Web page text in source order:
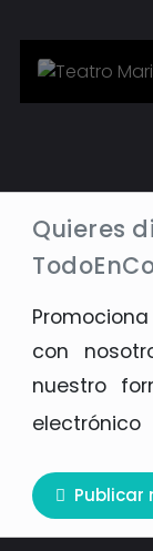
Quieres
con
nuestro
electrónico
Publicar